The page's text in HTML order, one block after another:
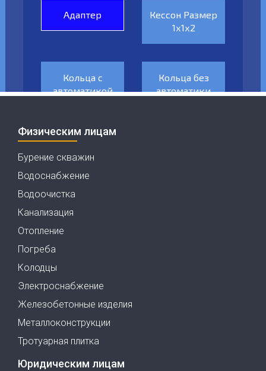
Физическим лицам
Бурение скважин
Водоснабжение
Водоочистка
Канализация
Отопление
Погреба
Колодцы
Электроснабжение
Железобетонные изделия
Металлоконструкции
Тротуарная плитка
Юридическим лицам